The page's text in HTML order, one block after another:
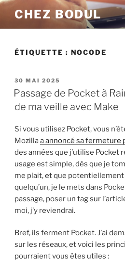
Aller
contenu
CHEZ BODUL
ÉTIQUETTE : NOCODE
PUBLIÉ
LE
30 MAI 2025
Passage de Pocket à
de ma veille avec Make
Si vous utilisez Pocket, vous
Mozillaa annoncé sa fermeture
des années que j’utilise Pocket
usage est simple, dès que je
me plait, et que potentiellement
quelqu’un, je le mets dans
passage, poser un tag sur
moi, j’y reviendrai.
Bref, ils ferment Pocket. J’ai
sur les réseaux, et voici les
pourraient vous êtes utiles :